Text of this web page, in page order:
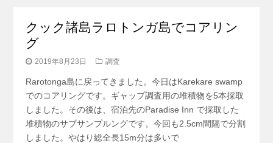
クック諸島ラロトンガ島でコアリン
グ
2019年8月23日 調査
Rarotonga島に戻ってきました。今日はKarekare swamp
でのコアリングです。ギャップ調査用の堆積物を5本採取
しました。その後は、宿泊先のParadise Inn で採取した
堆積物のサブサンプルングです。今回も2.5cm間隔で分割
しました。やはり総全長15m分は多いで